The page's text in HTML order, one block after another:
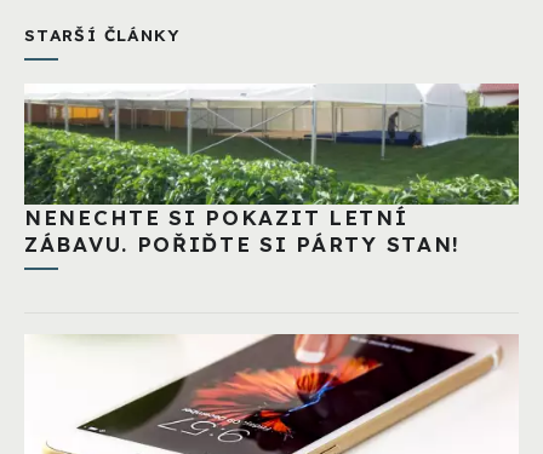
STARŠÍ ČLÁNKY
NENECHTE SI POKAZIT LETNÍ
ZÁBAVU. POŘIĎTE SI PÁRTY STAN!